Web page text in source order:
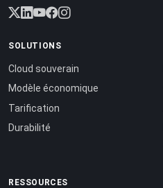
SOLUTIONS
Cloud souverain
Modèle économique
Tarification
Durabilité
RESSOURCES